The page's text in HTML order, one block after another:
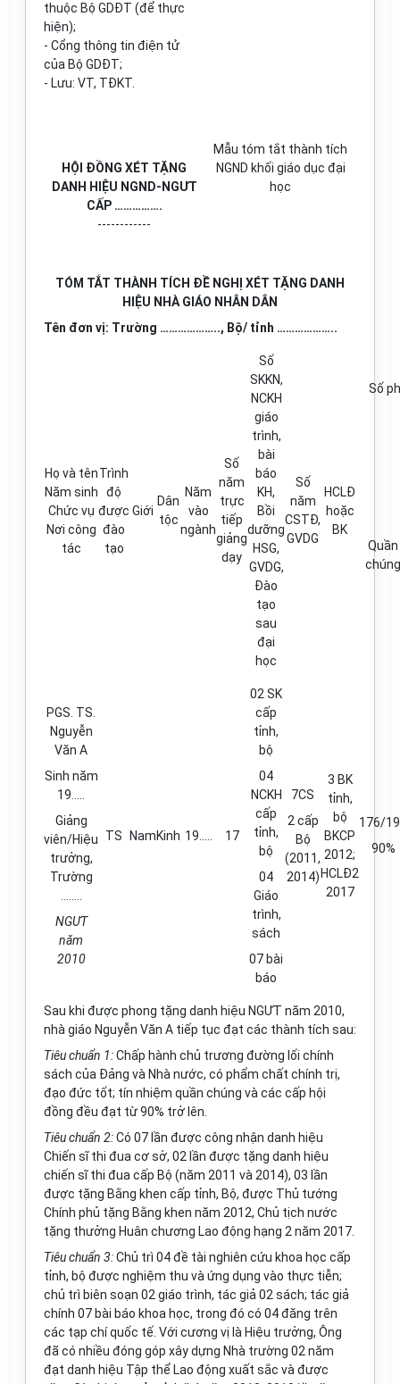
thuộc Bộ GDĐT (để thực
hiện);
- Cổng thông tin điện tử
của Bộ GDĐT;
- Lưu: VT, TĐKT.
HỘI ĐỒNG XÉT TẶNG
DANH HIỆU NGND-NGƯT
CẤP…………….
------------
Mẫu tóm tắt thành tích
NGND khối giáo dục đại
học
TÓM TẮT THÀNH TÍCH ĐỀ NGHỊ XÉT TẶNG DANH
HIỆU NHÀ GIÁO NHÂN DÂN
Tên đơn vị: Trường ……………….., Bộ/ tỉnh ………………..
Họ và tên
Năm sinh
Chức vụ
Nơi công
tác
Trình
độ
được
đào
tạo
Giới
Dân
tộc
Năm
vào
ngành
Số
năm
trực
tiếp
giảng
dạy
Số
SKKN,
NCKH
giáo
trình,
bài
báo
KH,
Bồi
dưỡng
HSG,
GVDG,
Đào
tạo
sau
đại
học
Số
năm
CSTĐ,
GVDG
HCLĐ
hoặc
BK
Số
Quần
chúng
PGS. TS.
Nguyễn
Văn A
Sinh năm
19.....
Giảng
viên/Hiệu
trưởng,
Trường
NGƯT
năm
2010
TS NamKinh 19 17
02 SK
cấp
tỉnh,
bộ
04
NCKH
cấp
tỉnh,
bộ
04
Giáo
trình,
sách
07 bài
báo
7CS
2 cấp
Bộ
(2011,
2014)
3 BK
tỉnh,
bộ
BKCP
2012;
HCLĐ2
2017
176/
90%
Sau khi được phong tặng danh hiệu NGƯT năm 2010,
nhà giáo Nguyễn Văn A tiếp tục đạt các thành tích sau:
Tiêu chuẩn 1:Chấp hành chủ trương đường lối chính
sách của Đảng và Nhà nước, có phẩm chất chính trị,
đạo đức tốt; tín nhiệm quần chúng và các cấp hội
đồng đều đạt từ 90% trở lên.
Tiêu chuẩn 2:Có 07 lần được công nhận danh hiệu
Chiến sĩ thi đua cơ sở, 02 lần được tặng danh hiệu
chiến sĩ thi đua cấp Bộ (năm 2011 và 2014), 03 lần
được tặng Bằng khen cấp tỉnh, Bộ, được Thủ tướng
Chính phủ tặng Bằng khen năm 2012, Chủ tịch nước
tặng thưởng Huân chương Lao động hạng 2 năm 2017.
Tiêu chuẩn 3:Chủ trì 04 đề tài nghiên cứu khoa học cấp
tỉnh, bộ được nghiệm thu và ứng dụng vào thực tiễn;
chủ trì biên soạn 02 giáo trình, tác giả 02 sách; tác giả
chính 07 bài báo khoa học, trong đó có 04 đăng trên
các tạp chí quốc tế. Với cương vị là Hiệu trưởng, Ông
đã có nhiều đóng góp xây dựng Nhà trường 02 năm
đạt danh hiệu Tập thể Lao động xuất sắc và được